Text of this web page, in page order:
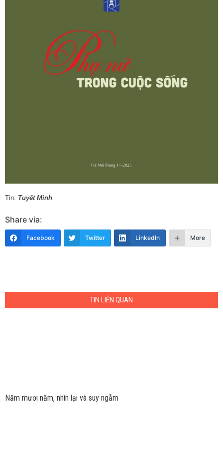
Tin: Tuyết Minh
Share via:
Facebook Twitter LinkedIn More
TIN LIÊN QUAN
Năm mươi năm, nhìn lại và suy ngẫm